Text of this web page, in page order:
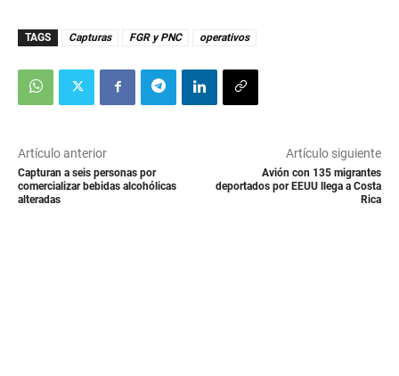
TAGS Capturas FGR y PNC operativos
Artículo anterior
Capturan a seis personas por
comercializar bebidas alcohólicas
alteradas
Artículo siguiente
Avión con 135 migrantes
deportados por EEUU llega a Costa
Rica